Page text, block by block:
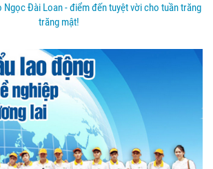
Đài Loan - điểm đến tuyệt vời cho tuần trăng
trăng mật!